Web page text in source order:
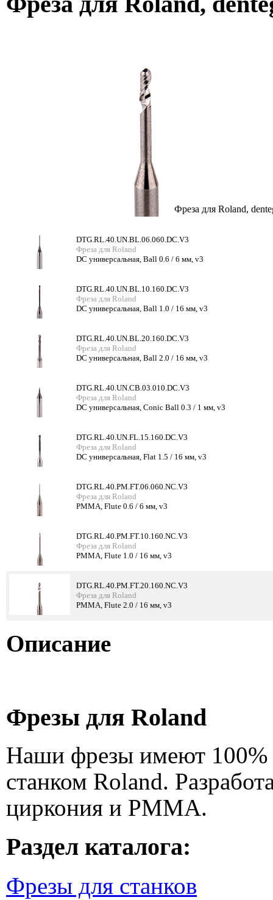
Фреза для Roland,
DTG.RL.40.UN.BL.06.060.DC.V3
Фреза для Roland
DC универсальная, Ball 0.6 / 6 мм, v3
DTG.RL.40.UN.BL.10.160.DC.V3
Фреза для Roland
DC универсальная, Ball 1.0 / 16 мм, v3
DTG.RL.40.UN.BL.20.160.DC.V3
Фреза для Roland
DC универсальная, Ball 2.0 / 16 мм, v3
DTG.RL.40.UN.CB.03.010.DC.V3
Фреза для Roland
DC универсальная, Conic Ball 0.3 / 1 мм, v3
DTG.RL.40.UN.FL.15.160.DC.V3
Фреза для Roland
DC универсальная, Flat 1.5 / 16 мм, v3
DTG.RL.40.PM.FT.06.060.NC.V3
Фреза для Roland
PMMA, Flute 0.6 / 6 мм, v3
DTG.RL.40.PM.FT.10.160.NC.V3
Фреза для Roland
PMMA, Flute 1.0 / 16 мм, v3
DTG.RL.40.PM.FT.20.160.NC.V3
Фреза для Roland
PMMA, Flute 2.0 / 16 мм, v3
Описание
Фрезы для Roland
Наши фрезы имеют 100%
станком Roland.
циркония и PMMA.
Раздел каталога:
Фрезы для станков